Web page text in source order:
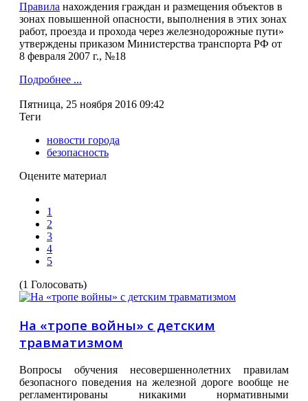
Правила нахождения граждан и размещения объектов в
зонах повышенной опасности, выполнения в этих зонах
работ, проезда и прохода через железнодорожные пути»
утверждены приказом Министерства транспорта РФ от
8 февраля 2007 г., №18
Подробнее ...
Пятница, 25 ноября 2016 09:42
Теги
новости города
безопасность
Оцените материал
1
2
3
4
5
(1 Голосовать)
На «тропе войны» с детским
травматизмом
Вопросы обучения несовершеннолетних правилам
безопасного поведения на железной дороге вообще не
регламентированы никакими нормативными